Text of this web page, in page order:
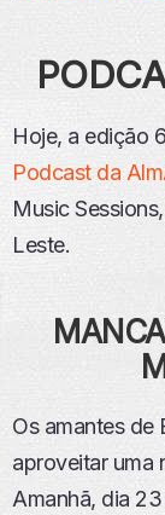
Z
E
P
S
Ó
O
LINK
RAR
Hoje, a edição
Podcast da
Music
Leste.
Os amantes de
aproveitar uma
Amanhã, dia